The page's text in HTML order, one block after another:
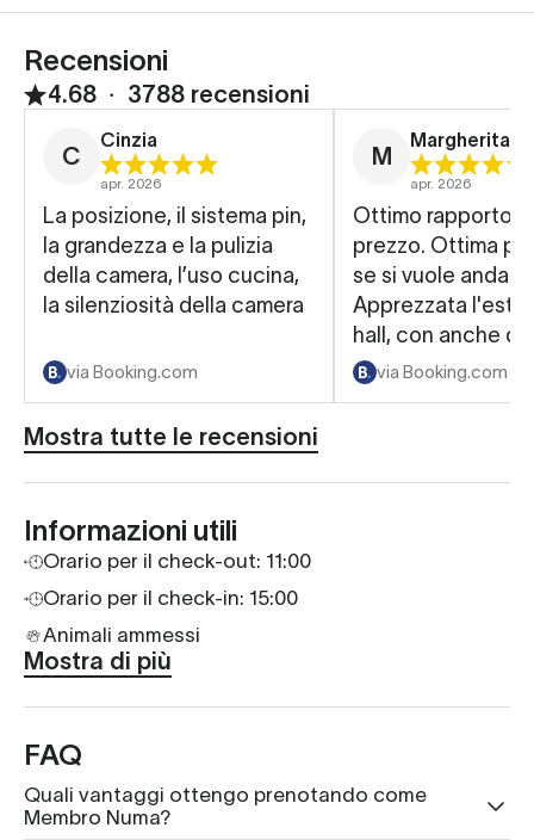
Recensioni
4.68 ∙ 3788 recensioni
C
Cinzia
apr. 2026
La posizione, il sistema pin,
la grandezza e la pulizia
della camera, l’uso cucina,
la silenziosità della camera
via Booking.com
M
Margherita
apr. 2026
Ottimo rapporto
prezzo. Ottima
se si vuole
Apprezzata
hall, con anche
armadietti
via Booking.com
Mostra tutte le recensioni
Informazioni utili
Orario per il check-out: 11:00
Orario per il check-in: 15:00
Animali ammessi
Mostra di più
FAQ
Quali vantaggi ottengo prenotando come
Membro Numa?